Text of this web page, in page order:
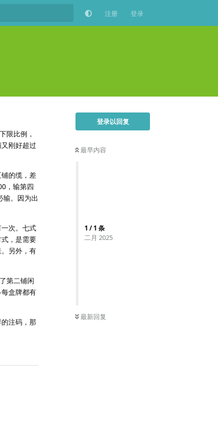
注册 登录
登录以回复
最早内容
1 /1 条
二月 2025
最新回复
限比例，
刚好超过
的缆，差
，输第四
输。因为出
次。七式
，是需要
另外，有
第二铺闲
盒牌都有
注码，那